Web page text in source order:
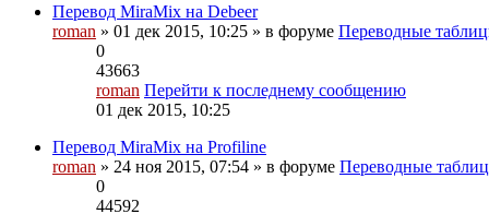
Перевод MiraMix на Debeer
roman » 01 дек 2015, 10:25 » в форуме Переводные
0
43663
roman Перейти к последнему сообщению
01 дек 2015, 10:25
Перевод MiraMix на Profiline
roman » 24 ноя 2015, 07:54 » в форуме Переводные
0
44592